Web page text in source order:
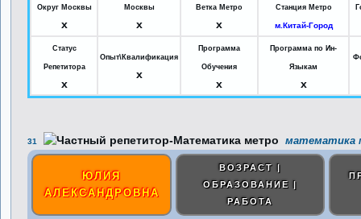
Округ Москвы
x
Москвы
x
Ветка Метро
x
Станция Метро
м.Китай-Город
Статус
Репетитора
x
Опыт\Квалификация
x
Программа
Обучения
x
Программа по Ин-
Языкам
x
31 математика
ЮЛИЯ
АЛЕКСАНДРОВНА
ВОЗРАСТ |
ОБРАЗОВАНИЕ |
РАБОТА